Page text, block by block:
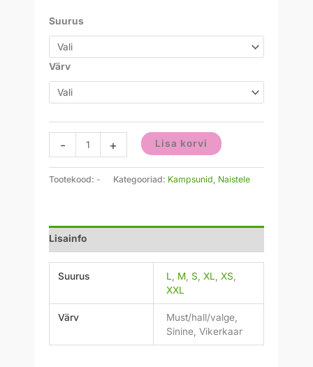
Suurus
Värv
- + Lisa korvi
Tootekood: - Kategooriad: Kampsunid Naistele
Lisainfo
Suurus L M ,S ,XL ,XS
XXL
Värv
Must/hall/valge,
Sinine, Vikerkaar